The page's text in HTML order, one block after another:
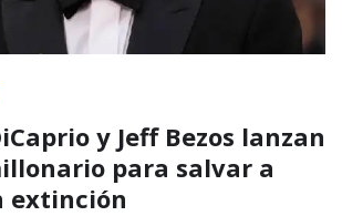
y Jeff Bezos lanzan
para salvar a
extinción